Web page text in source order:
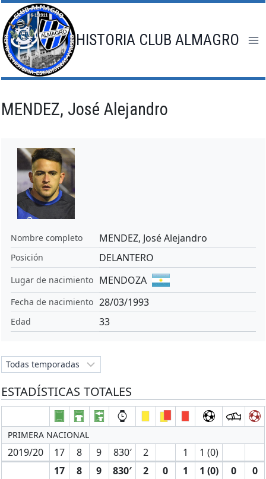
Saltar
al
contenido
HISTORIA CLUB ALMAGRO
MENDEZ, José Alejandro
Nombre completo MENDEZ, José Alejandro
Posición DELANTERO
Lugar de nacimiento MENDOZA
Fecha de nacimiento 28/03/1993
Edad 33
ESTADÍSTICAS TOTALES
PRIMERA NACIONAL
2019/20 17 8 9 830′ 2 1
1 (0)
17
8 9 830′ 2 0 1 1 (0) 0 0